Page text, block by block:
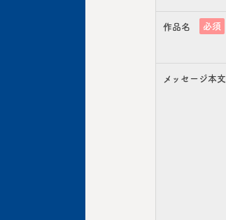
作品名 必須
メッセージ本文